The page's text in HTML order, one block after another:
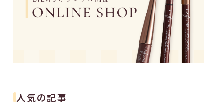
人気の記事